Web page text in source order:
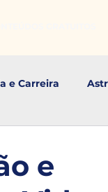
e Carreira
e